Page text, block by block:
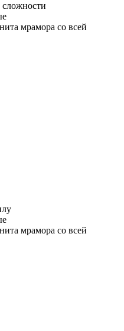
мрамора со всей
мрамора со всей